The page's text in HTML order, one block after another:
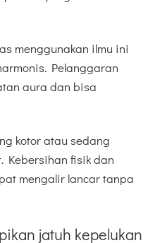
menggunakan ilmu ini
Pelanggaran
aura dan bisa
kotor atau sedang
Kebersihan fisik dan
mengalir lancar tanpa
jatuh kepelukan